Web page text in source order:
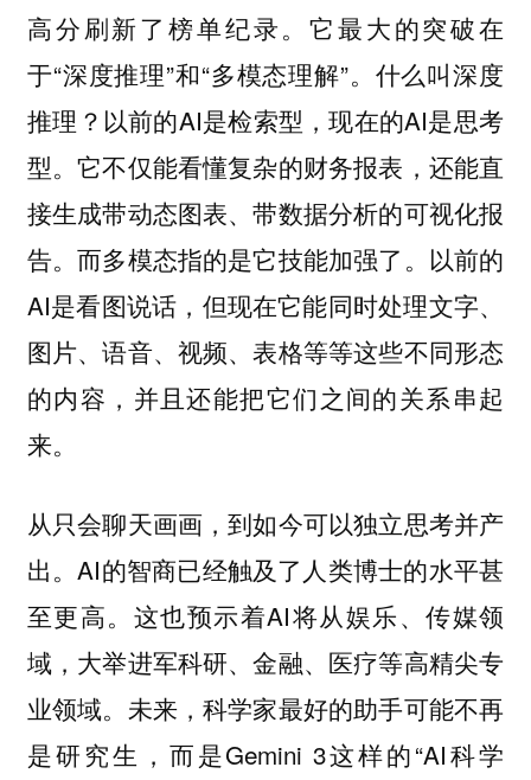
高分刷新了榜单纪录。它最大的突破在
于“深度推理”和“多模态理解”。什么叫深度
推理？以前的AI是检索型，现在的AI是思考
型。它不仅能看懂复杂的财务报表，还能直
接生成带动态图表、带数据分析的可视化报
告。而多模态指的是它技能加强了。以前的
AI是看图说话，但现在它能同时处理文字、
图片、语音、视频、表格等等这些不同形态
的内容，并且还能把它们之间的关系串起
来。
从只会聊天画画，到如今可以独立思考并产
出。AI的智商已经触及了人类博士的水平甚
至更高。这也预示着AI将从娱乐、传媒领
域，大举进军科研、金融、医疗等高精尖专
业领域。未来，科学家最好的助手可能不再
是研究生，而是Gemini 3这样的“AI科学